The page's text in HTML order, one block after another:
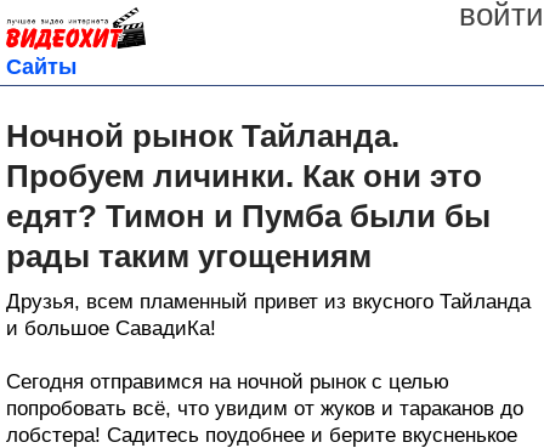
войти
Сайты
Ночной рынок Тайланда.
Пробуем личинки. Как они это
едят? Тимон и Пумба были бы
рады таким угощениям
Друзья, всем пламенный привет из вкусного Тайланда
и большое СавадиКа!
Сегодня отправимся на ночной рынок с целью
попробовать всё, что увидим от жуков и тараканов до
лобстера! Садитесь поудобнее и берите вкусненькое